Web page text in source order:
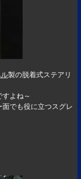
製の脱着式ステアリ
よね～
でも役に立つスグレ